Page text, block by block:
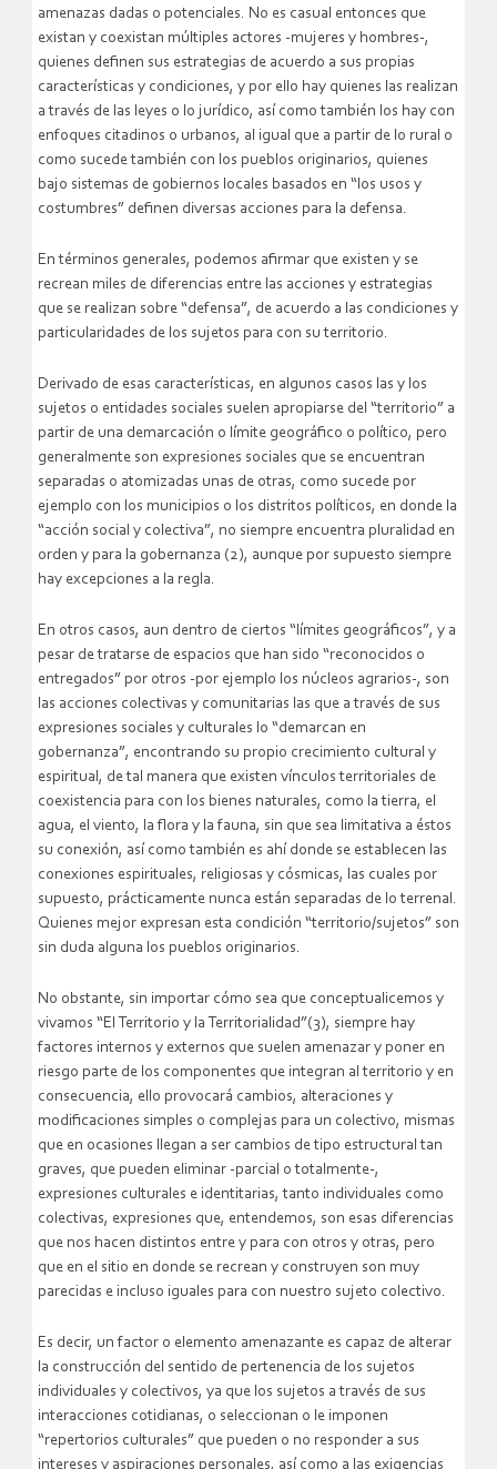
amenazas dadas o potenciales. No es casual entonces que
existan y coexistan múltiples actores -mujeres y hombres-,
quienes definen sus estrategias de acuerdo a sus propias
características y condiciones, y por ello hay quienes las realizan
a través de las leyes o lo jurídico, así como también los hay con
enfoques citadinos o urbanos, al igual que a partir de lo rural o
como sucede también con los pueblos originarios, quienes
bajo sistemas de gobiernos locales basados en “los usos y
costumbres” definen diversas acciones para la defensa.
En términos generales, podemos afirmar que existen y se
recrean miles de diferencias entre las acciones y estrategias
que se realizan sobre “defensa”, de acuerdo a las condiciones y
particularidades de los sujetos para con su territorio.
Derivado de esas características, en algunos casos las y los
sujetos o entidades sociales suelen apropiarse del “territorio” a
partir de una demarcación o límite geográfico o político, pero
generalmente son expresiones sociales que se encuentran
separadas o atomizadas unas de otras, como sucede por
ejemplo con los municipios o los distritos políticos, en donde la
“acción social y colectiva”, no siempre encuentra pluralidad en
orden y para la gobernanza (2), aunque por supuesto siempre
hay excepciones a la regla.
En otros casos, aun dentro de ciertos “límites geográficos”, y a
pesar de tratarse de espacios que han sido “reconocidos o
entregados” por otros -por ejemplo los núcleos agrarios-, son
las acciones colectivas y comunitarias las que a través de sus
expresiones sociales y culturales lo “demarcan en
gobernanza”, encontrando su propio crecimiento cultural y
espiritual, de tal manera que existen vínculos territoriales de
coexistencia para con los bienes naturales, como la tierra, el
agua, el viento, la flora y la fauna, sin que sea limitativa a éstos
su conexión, así como también es ahí donde se establecen las
conexiones espirituales, religiosas y cósmicas, las cuales por
supuesto, prácticamente nunca están separadas de lo terrenal.
Quienes mejor expresan esta condición “territorio/sujetos” son
sin duda alguna los pueblos originarios.
No obstante, sin importar cómo sea que conceptualicemos y
vivamos “El Territorio y la Territorialidad”(3), siempre hay
factores internos y externos que suelen amenazar y poner en
riesgo parte de los componentes que integran al territorio y en
consecuencia, ello provocará cambios, alteraciones y
modificaciones simples o complejas para un colectivo, mismas
que en ocasiones llegan a ser cambios de tipo estructural tan
graves, que pueden eliminar -parcial o totalmente-,
expresiones culturales e identitarias, tanto individuales como
colectivas, expresiones que, entendemos, son esas diferencias
que nos hacen distintos entre y para con otros y otras, pero
que en el sitio en donde se recrean y construyen son muy
parecidas e incluso iguales para con nuestro sujeto colectivo.
Es decir, un factor o elemento amenazante es capaz de alterar
la construcción del sentido de pertenencia de los sujetos
individuales y colectivos, ya que los sujetos a través de sus
interacciones cotidianas, o seleccionan o le imponen
“repertorios culturales” que pueden o no responder a sus
intereses y aspiraciones personales, así como a las exigencias